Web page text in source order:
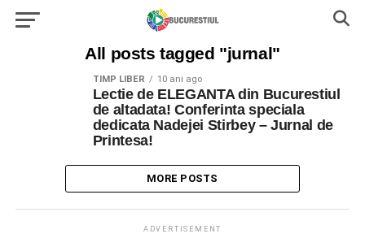
All posts tagged "jurnal"
TIMP LIBER 10 ani ago
Lectie de ELEGANTA din Bucurestiul
de altadata! Conferinta speciala
dedicata Nadejei Stirbey – Jurnal de
Printesa!
MORE POSTS
ADVERTISEMENT